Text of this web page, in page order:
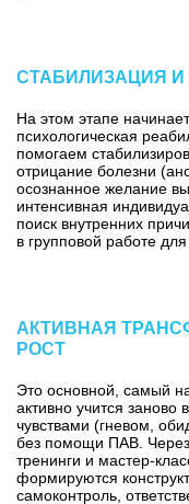
СТАБИЛИЗАЦИЯ
На этом этапе
психологическая
помогаем
отрицание болезни
осознанное желание
интенсивная
поиск внутренних
в групповой работе
АКТИВНАЯ
РОСТ
Это основной, самый
активно учится заново
чувствами (гневом,
без помощи ПАВ. Через
тренинги и мастер-
формируются
самоконтроль,